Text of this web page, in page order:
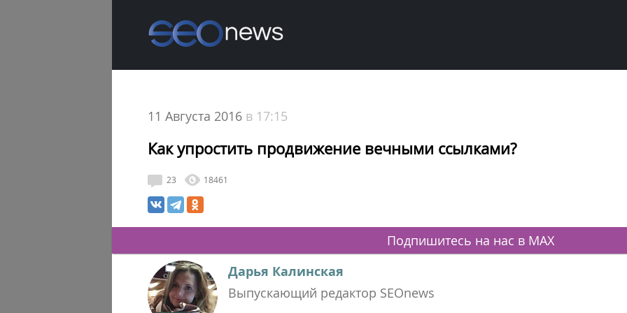
11 Августа 2016 в 17:15
Как упростить продвижение вечными ссылками?
23 18461
Подпишитесь на нас в MAX
Дарья Калинская
Выпускающий редактор SEOnews